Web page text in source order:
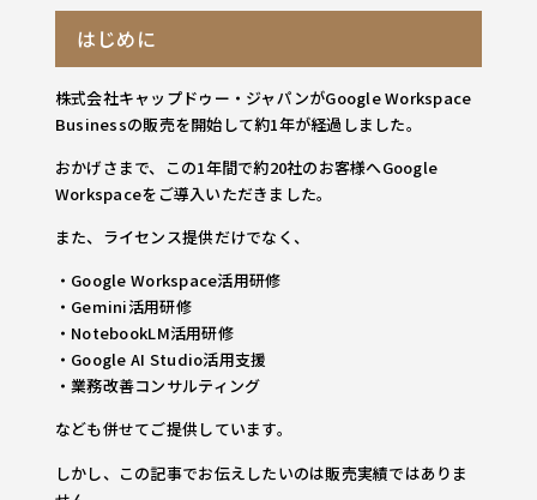
はじめに
株式会社キャップドゥー・ジャパンがGoogle Workspace
Businessの販売を開始して約1年が経過しました。
おかげさまで、この1年間で約20社のお客様へGoogle
Workspaceをご導入いただきました。
また、ライセンス提供だけでなく、
・Google Workspace活用研修
・Gemini活用研修
・NotebookLM活用研修
・Google AI Studio活用支援
・業務改善コンサルティング
なども併せてご提供しています。
しかし、この記事でお伝えしたいのは販売実績ではありま